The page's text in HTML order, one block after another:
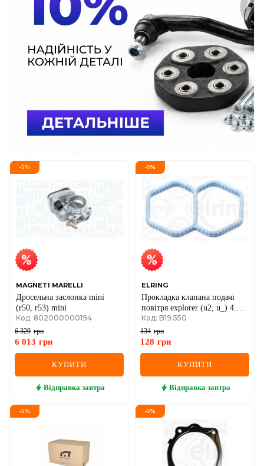
-5%
MAGNETI MARELLI
Дросельна заслонка mini
(r50, r53) mini
Код: 802000000194
6 329 грн
6 013 грн
КУПИТИ
Відправка завтра
-5%
ELRING
Прокладка клапана подачі
повітря explorer (u2, u_) 4.0
99-02 ford usa
Код: B19.550
134 грн
128 грн
КУПИТИ
Відправка завтра
-5% -5%